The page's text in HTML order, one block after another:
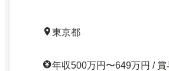
東京都
年収500万円〜649万円 / 賞